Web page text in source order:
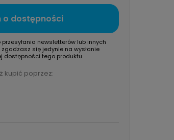
o dostępności
newsletterów lub innych
się jedynie na wysłanie
dostępności tego produktu.
kupić poprzez: